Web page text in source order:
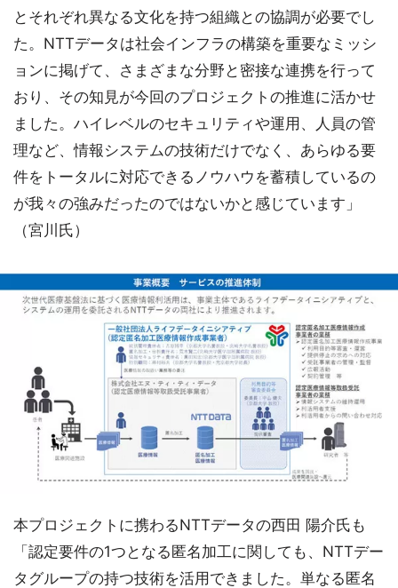
とそれぞれ異なる文化を持つ組織との協調が必要でし
た。NTTデータは社会インフラの構築を重要なミッシ
ョンに掲げて、さまざまな分野と密接な連携を行って
おり、その知見が今回のプロジェクトの推進に活かせ
ました。ハイレベルのセキュリティや運用、人員の管
理など、情報システムの技術だけでなく、あらゆる要
件をトータルに対応できるノウハウを蓄積しているの
が我々の強みだったのではないかと感じています」
（宮川氏）
本プロジェクトに携わるNTTデータの西田 陽介氏も
「認定要件の1つとなる匿名加工に関しても、NTTデー
タグループの持つ技術を活用できました。単なる匿名